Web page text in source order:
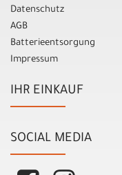
Datenschutz
AGB
Batterieentsorgung
Impressum
IHR EINKAUF
SOCIAL MEDIA